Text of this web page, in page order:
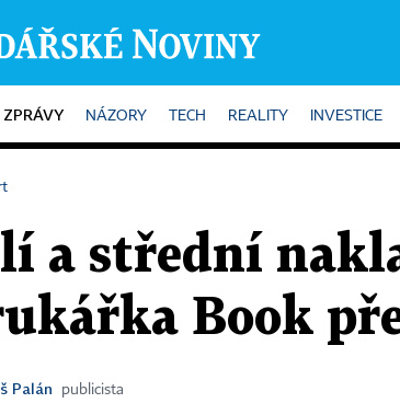
ZPRÁVY NÁZORY TECH REALITY INVESTICE
a střední
Book
Palán
publicista